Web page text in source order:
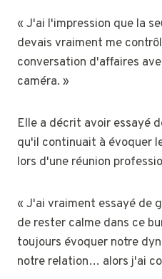
« J'ai l'impression que la
devais vraiment me
conversation d'affaires
caméra. »
Elle a décrit avoir essayé
qu'il continuait à évoquer
lors d'une réunion
« J'ai vraiment essayé de
de rester calme dans ce
toujours évoquer notre
notre relation… alors j'ai